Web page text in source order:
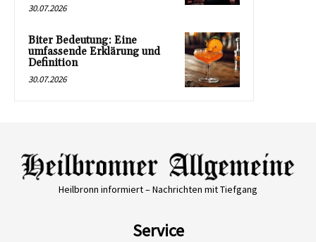
30.07.2026
Biter Bedeutung: Eine
umfassende Erklärung und
Definition
30.07.2026
Heilbronn informiert – Nachrichten mit Tiefgang
Service